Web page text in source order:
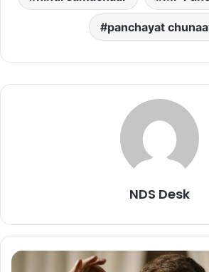
panchayat
NDS Desk